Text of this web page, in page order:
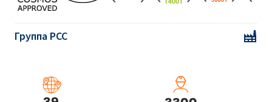
Группа PCC